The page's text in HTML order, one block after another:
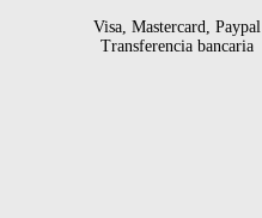
Visa, Mastercard, Paypal
Transferencia bancaria